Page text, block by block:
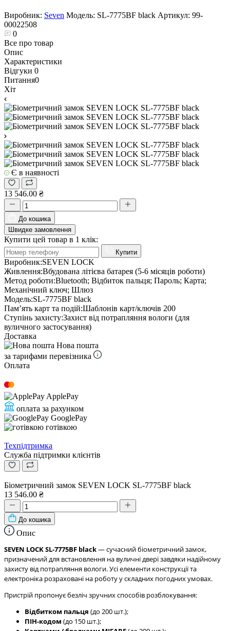
Виробник: Seven Модель: SL-7775BF black Артикул: 99-
00022508
0
Все про товар
Опис
Характеристики
Відгуки 0
Питання0
Хіт
Є в наявності
13 546.00 ₴
До кошика
Швидке замовлення
Купити цей товар в 1 клік:
Купити
Виробник:SEVEN LOCK
Живлення:Вбудована літієва батарея (5-6 місяців роботи)
Метод роботи:Bluetooth; Відбиток пальця; Пароль; Карта;
Механічний ключ; Шлюз
Модель:SL-7775BF black
Пам’ять карт та подій:Шаблонів карт/ключів 200
Ступінь захисту:Захист від потрапляння вологи (для
вуличного застосування)
Доставка
Нова пошта
за тарифами перевізника
Оплата
ApplePay
оплата за рахунком
GooglePay
готівкою
Техпідтримка
Служба підтримки клієнтів
Біометричний замок SEVEN LOCK SL-7775BF black
13 546.00 ₴
До кошика
Опис
SEVEN LOCK SL-7775BF black— сучасний біометричний замок,
призначений для встановлення на вуличні двері завдяки надійному
захисту від потрапляння вологи. Усі елементи конструкції та
електроніка розраховані на роботу у складних погодних умовах.
Пристрій пропонує безліч зручних способів розблокування:
Відбитком пальця (до 200 шт.);
ПІН-кодом (до 150 шт.);